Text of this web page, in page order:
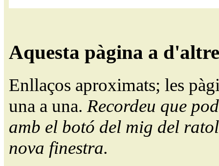
Aquesta pàgina a
Enllaços aproximats; les
una a una. Recordeu que
amb el botó del mig del
nova finestra.